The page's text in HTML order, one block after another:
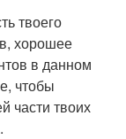
твоего
хорошее
в данном
чтобы
части твоих